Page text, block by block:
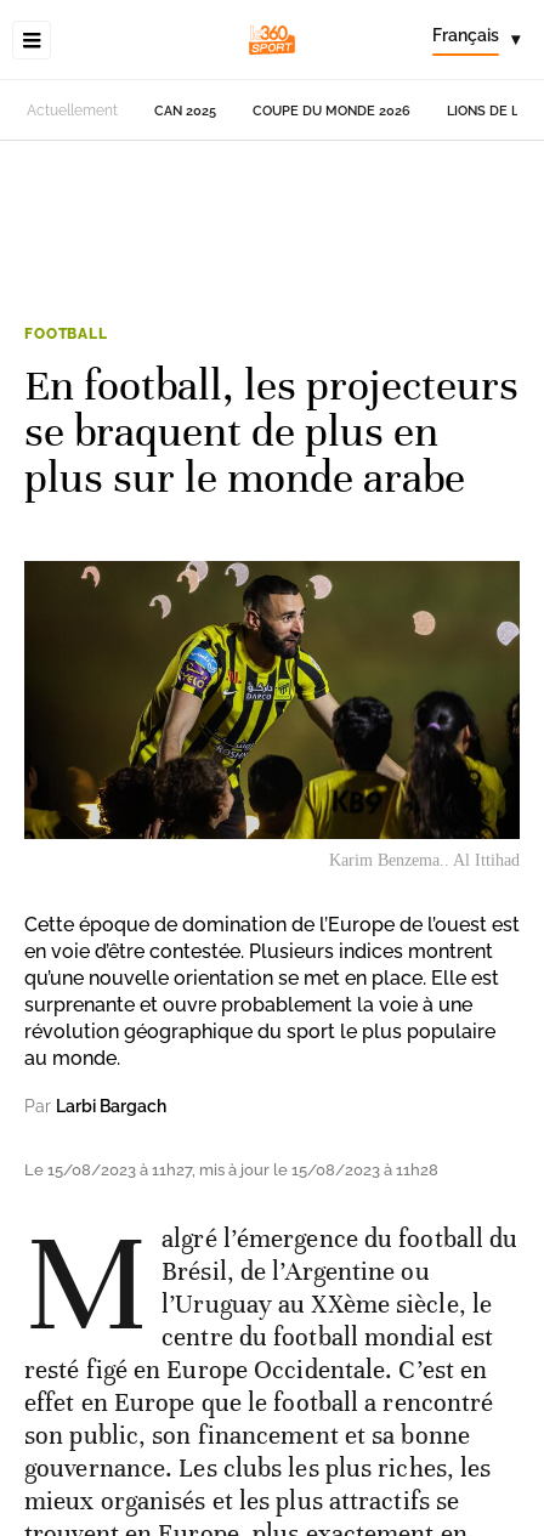
Français ▾
Actuellement CAN 2025 COUPE DU MONDE 2026 LIONS DE
FOOTBALL
En football, les projecteurs
se braquent de plus en
plus sur le monde arabe
Karim Benzema.. Al Ittihad
Cette époque de domination de l’Europe de l’ouest est
en voie d’être contestée. Plusieurs indices montrent
qu’une nouvelle orientation se met en place. Elle est
surprenante et ouvre probablement la voie à une
révolution géographique du sport le plus populaire
au monde.
Par Larbi Bargach
Le 15/08/2023 à 11h27, mis à jour le 15/08/2023 à 11h28
M
algré l’émergence du football du
Brésil, de l’Argentine ou
l’Uruguay au XXème siècle, le
centre du football mondial est
resté figé en Europe Occidentale. C’est en
effet en Europe que le football a rencontré
son public, son financement et sa bonne
gouvernance. Les clubs les plus riches, les
mieux organisés et les plus attractifs se